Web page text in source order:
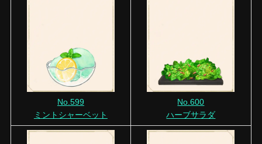
No.599
ミントシャーベット
No.600
ハーブサラダ